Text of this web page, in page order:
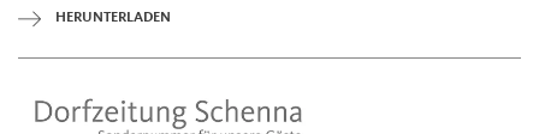
HERUNTERLADEN